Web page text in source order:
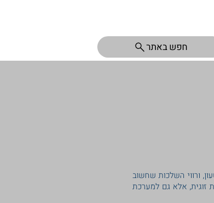
חפש באתר
ורווי השלכות שחשוב
זוגית, אלא גם למערכת